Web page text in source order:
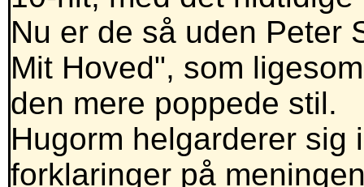
Nu er de så uden Peter
Mit Hoved", som
den mere poppede stil.
Hugorm helgarderer sig
forklaringer på